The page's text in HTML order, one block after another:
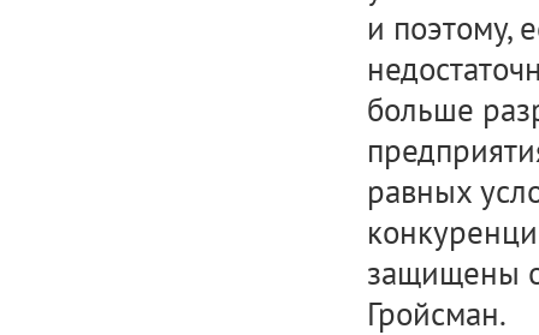
и поэтому,
больше
равных
защищены
Гройсман.